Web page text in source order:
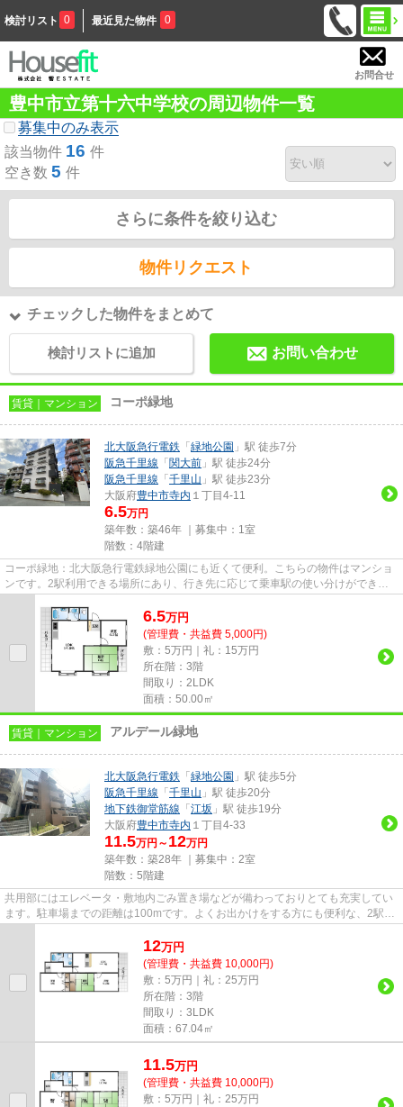
検討リスト 0 最近見た物件 0
お問合せ
豊中市立第十六中学校の周辺物件一覧
募集中のみ表示
該当物件 16 件
空き数 5 件
さらに条件を絞り込む
物件リクエスト
チェックした物件をまとめて
検討リストに追加 お問い合わせ
賃貸｜マンション コーポ緑地
北大阪急行電鉄 「 緑地公園 」駅 徒歩7分
阪急千里線 「 関大前 」駅 徒歩24分
阪急千里線 「 千里山 」駅 徒歩23分
大阪府豊中市寺内 １丁目4-11
6.5万円
築年数：築46年 ｜募集中： 1室
階数：4階建
コーポ緑地：北大阪急行電鉄緑地公園にも近くて便利。こちらの物件はマンショ
ンです。2駅利用できる場所にあり、行き先に応じて乗車駅の使い分けができま
6.5万円
(管理費・共益費 5,000円)
敷：5万円｜礼：15万円
所在階：3階
間取り：2LDK
面積：50.00㎡
賃貸｜マンション アルデール緑地
北大阪急行電鉄 「 緑地公園 」駅 徒歩5分
阪急千里線 「 千里山 」駅 徒歩20分
地下鉄御堂筋線 「 江坂 」駅 徒歩19分
大阪府豊中市寺内 １丁目4-33
11.5万円～ 12万円
築年数：築28年 ｜募集中： 2室
階数：5階建
共用部にはエレベータ・敷地内ごみ置き場などが備わっておりとても充実してい
ます。駐車場までの距離は100mです。よくお出かけをする方にも便利な、2駅利
12万円
(管理費・共益費 10,000円)
敷：5万円｜礼：25万円
所在階：3階
間取り：3LDK
面積：67.04㎡
11.5万円
(管理費・共益費 10,000円)
敷：5万円｜礼：25万円